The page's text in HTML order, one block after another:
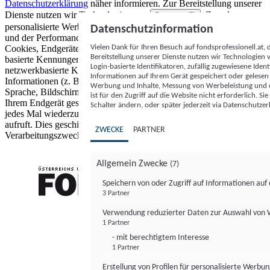
Datenschutzerklärung näher informieren. Zur Bereitstellung unserer
Dienste nutzen wir Technologien von
Partnern (5)
. Zwecke:
personalisierte Werbung und Inhalte, Messung von Werbeleistung
und der Performance von Inhalten sowie Zielgruppenforschung.
Cookies, Endgeräte- oder ähnliche Online-Kennungen (z. B. login-
basierte Kennungen, zufällig generierte Kennungen,
netzwerkbasierte Kennungen) können zusammen mit anderen
Informationen (z. B. Browsertyp und Browserinformationen,
Sprache, Bildschirmgröße, unterstützte Technologien usw.) auf
Ihrem Endgerät gespeichert oder von dort ausgelesen werden, um es
jedes Mal wiederzuerkennen, wenn es eine App oder einer Webseite
aufruft. Dies geschieht für einen oder mehrere der hier aufgeführten
Verarbeitungszwecke.
Datenschutzinformation
Vielen Dank für Ihren Besuch auf
Bereitstellung unserer Dienste nutzen wir Technologien
Login-basierte Identifikatoren, zufällig zugewiesene
Informationen auf Ihrem Gerät gespeichert oder
Werbung und Inhalte, Messung von Werbeleistung
ist für den Zugriff auf die Website nicht erforderlich.
Schalter ändern, oder später jederzeit via
ZWECKE PARTNER
Allgemein Zwecke (7)
Speichern von oder Zugriff auf Informationen auf
3 Partner
Verwendung reduzierter Daten zur Auswahl von
1 Partner
- mit berechtigtem Interesse
1 Partner
Erstellung von Profilen für personalisierte
FONDS professionell